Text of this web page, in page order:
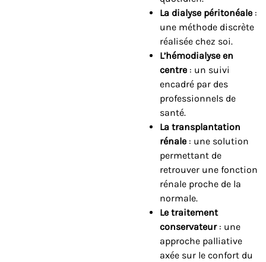
La dialyse péritonéale:
une méthode discrète
réalisée chez soi.
L’hémodialyse en
centre: un suivi
encadré par des
professionnels de
santé.
La transplantation
rénale: une solution
permettant de
retrouver une fonction
rénale proche de la
normale.
Le traitement
conservateur: une
approche palliative
axée sur le confort du